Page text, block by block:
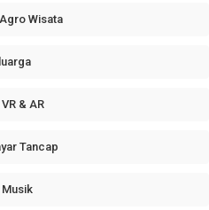
Wisata
& AR
Tancap